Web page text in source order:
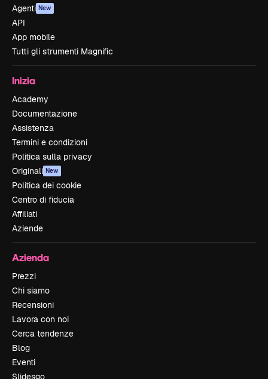
Agenti New
API
App mobile
Tutti gli strumenti Magnific
Inizia
Academy
Documentazione
Assistenza
Termini e condizioni
Politica sulla privacy
Originali New
Politica dei cookie
Centro di fiducia
Affiliati
Aziende
Azienda
Prezzi
Chi siamo
Recensioni
Lavora con noi
Cerca tendenze
Blog
Eventi
Slidesgo